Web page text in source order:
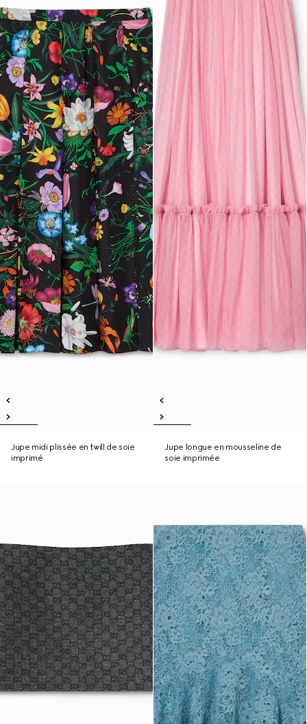
Jupe midi plissée en twill de soie
imprimé
Jupe longue en mousseline de
soie imprimée